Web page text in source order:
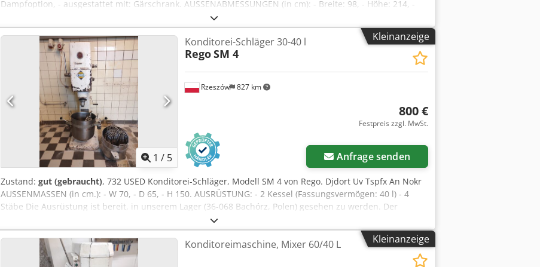
Dampfoption, - ausgestattet mit: Gärschrank. AUSSENABMESSUNGEN (in cm): - Breite: 98, - Höhe: 214, -
Länge: 98. KAMMERABMESSUNGEN (in cm): - Breite: 60, - Tiefe: 48 - Höhe: 18/15/15. Das Gerät ist zur
Besichtigung in unserem Lager bereit (36-068 Bachórz, Polen). Verfügbare kostenpflichtige Optionen:
Transport / Montage / Inbetriebnahme. Der angegebene Preis ist ein Nettopreis. Wir sprechen Englisch,
Deutsch, Französisch, Russisch und Ukrainisch. Weitere Informationen: Witold 508-195-853
Kleinanzeige
1 / 5
Rzeszów 827 km
Konditorei-Schläger 30-40 l
RegoSM 4
800 €
Festpreis zzgl. MwSt.
Anfrage senden
Zustand: gut (gebraucht), 732 USED Konditorei-Schläger, Modell SM 4 von Rego. Djdort Uv Tspfx An Nokr
AUSSENMASSEN (in cm.): - W 70, - D 65, - H 150. AUSRÜSTUNG: - 2 Kessel (Fassungsvermögen: 40 l) - 4
Stäbe Die Ausrüstung ist bereit, in unserem Lager (36-068 Bachórz, Polen) gesehen zu werden. Der
angegebene Preis ist ein Nettopreis WIR SPRECHEN DEUTSCH, ENGLISCH UND FRANZÖSISCH
Kleinanzeige
Konditoreimaschine, Mixer 60/40 L